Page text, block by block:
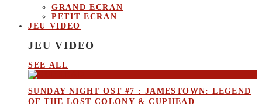
GRAND ECRAN
PETIT ECRAN
JEU VIDEO
JEU VIDEO
SEE ALL
SUNDAY NIGHT OST #7 : JAMESTOWN: LEGEND
OF THE LOST COLONY & CUPHEAD